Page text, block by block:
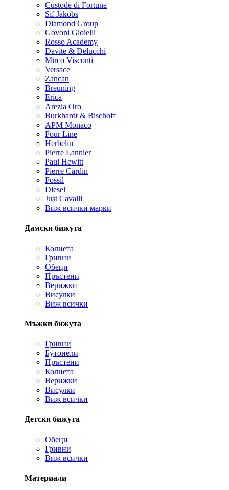
Custode di Fortuna
Sif Jakobs
Diamond Group
Govoni Gioielli
Rosso Academy
Davite & Delucchi
Mirco Visconti
Versace
Zancan
Breuning
Erica
Arezia Oro
Burkhardt & Bischoff
APM Monaco
Four Line
Herbelin
Pierre Lannier
Paul Hewitt
Pierre Cardin
Fossil
Diesel
Just Cavalli
Виж всички марки
Дамски бижута
Колиета
Гривни
Обеци
Пръстени
Верижки
Висулки
Виж всички
Мъжки бижута
Гривни
Бутонели
Пръстени
Колиета
Верижки
Висулки
Виж всички
Детски бижута
Обеци
Гривни
Виж всички
Материали